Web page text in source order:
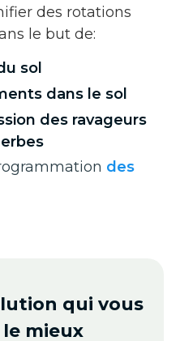
des rotations
le but de:
sol
dans le sol
des ravageurs
des
qui vous
mieux